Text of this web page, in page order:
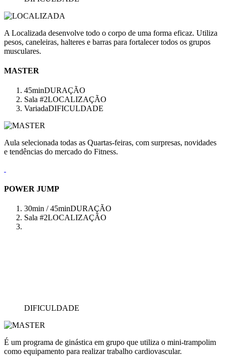
A Localizada desenvolve todo o corpo de uma forma eficaz. Utiliza
pesos, caneleiras, halteres e barras para fortalecer todos os grupos
musculares.
MASTER
45minDURAÇÃO
Sala #2LOCALIZAÇÃO
VariadaDIFICULDADE
Aula selecionada todas as Quartas-feiras, com surpresas, novidades
e tendências do mercado do Fitness.
POWER JUMP
30min / 45minDURAÇÃO
Sala #2LOCALIZAÇÃO
DIFICULDADE
É um programa de ginástica em grupo que utiliza o mini-trampolim
como equipamento para realizar trabalho cardiovascular.